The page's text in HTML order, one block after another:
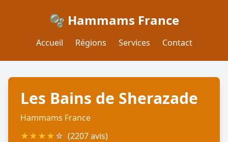
🫧 Hammams France
Accueil Régions Services Contact
Les Bains de Sherazade
Hammams France
★★★★☆ (2207 avis)